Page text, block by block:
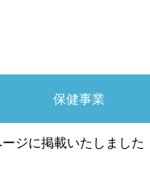
保健事業
ジに掲載いたしました